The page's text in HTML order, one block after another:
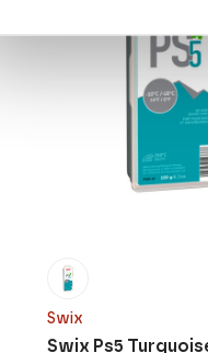
Swix
Swix Ps5